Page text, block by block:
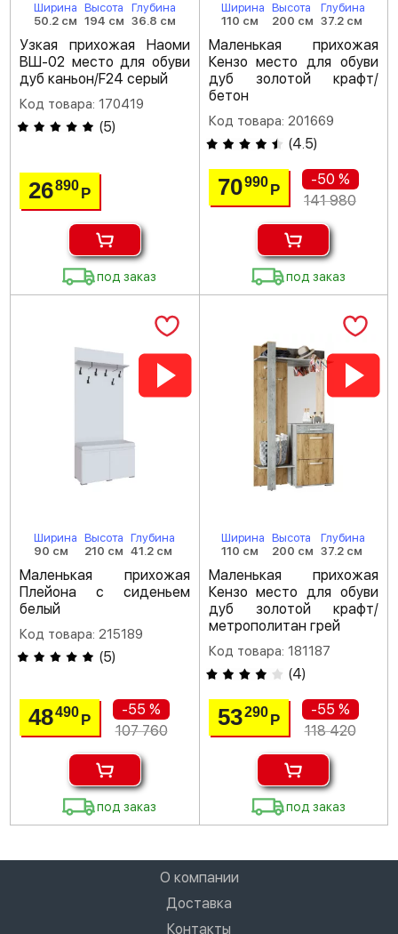
Ширина
50.2 см
Высота
194 см
Глубина
36.8 см
Узкая прихожая Наоми
ВШ-02 место для обуви
дуб каньон/F24 серый
Код товара: 170419
(5)
26890 Р
под заказ
Ширина
110 см
Высота
200 см
Глубина
37.2 см
Маленькая прихожая
Кензо место для обуви
дуб золотой крафт/
бетон
Код товара: 201669
(4.5)
70990 Р
-50 %
141 980
под заказ
Ширина
90 см
Высота
210 см
Глубина
41.2 см
Маленькая прихожая
Плейона с сиденьем
белый
Код товара: 215189
(5)
48490 Р
-55 %
107 760
под заказ
Ширина
110 см
Высота
200 см
Глубина
37.2 см
Маленькая прихожая
Кензо место для обуви
дуб золотой крафт/
метрополитан грей
Код товара: 181187
(4)
53290 Р
-55 %
118 420
под заказ
О компании
Доставка
Контакты